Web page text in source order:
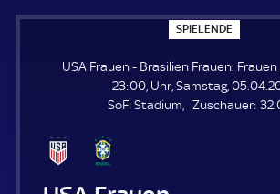
SPIELENDE
P
L
E
N
USA Frauen - Brasilien Frauen. Frauen
23:00, Uhr, Samstag,
SoFi Stadium
Zuschauer: Z